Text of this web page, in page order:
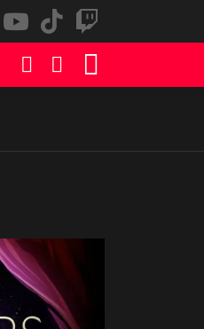
BUSCARCARRITO